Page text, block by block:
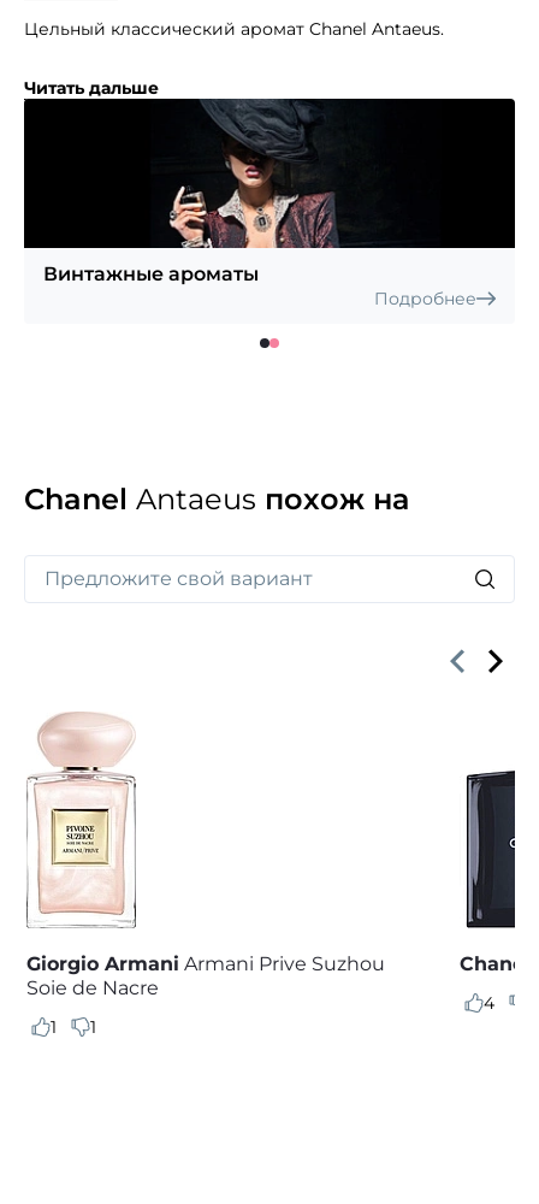
Цельный классический аромат Chanel Antaeus.
и страстный состав. Полынь и тимьян объединяются,
чтобы дать этим духам отчетливо прохладное
и мужское чувство. Аромат нагревается
и усиливается благодаря присутствию пачули
Читать дальше
Винтажные ароматы
Подробнее
Chanel Antaeus похож на
Giorgio Armani Armani Prive Suzhou
Soie de Nacre
1 1
Chanel
4